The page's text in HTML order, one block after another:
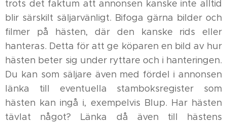
trots det faktum att annonsen kanske inte alltid
blir särskilt säljarvänligt. Bifoga gärna bilder och
filmer på hästen, där den kanske rids eller
hanteras. Detta för att ge köparen en bild av hur
hästen beter sig under ryttare och i hanteringen.
Du kan som säljare även med fördel i annonsen
länka till eventuella stamboksregister som
hästen kan ingå i, exempelvis Blup. Har hästen
tävlat något? Länka då även till hästens